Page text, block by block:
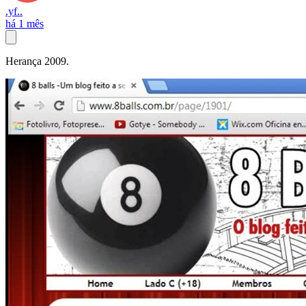
.yf..
há 1 mês
Herança 2009.